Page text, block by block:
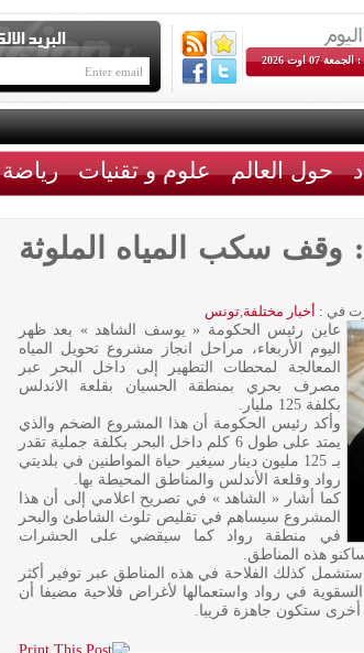
07 اوت 2026
حول العالم علوم و تقنيات رياضة
وقف سكب المياه الملوثة
في : أخبار مختلفة,تونس
عاين رئيس الحكومة « يوسف الشاهد » بعد ظهر
اليوم الأربعاء، مراحل انجاز مشروع تحويل المياه
المعالجة لمحطات التطهير إلى داخل البحر عبر
مصرف بحري بمنطقة الحسيان بقلعة الاندلس
بكلفة 125 مليار.
وأكد رئيس الحكومة أن هذا المشروع الضخم والذي
يمتد على طول 6 كلم داخل البحر بكلفة جملية تقدر
بـ 125 مليون دينار سيغير حياة المواطنين في بلديتي
رواد وقلعة الأندلس والمناطق المحيطة بها.
كما أشار « الشاهد » في تصريح اعلامي إلى أن هذا
المشروع سيساهم في تقليص تلوث الشاطئ والبحر
في منطقة رواد كما سيقضي على الحشرات
هذه المناطق.
كذلك الفلاحة في هذه المناطق عبر توفير أكثر
في رواد واستعمالها لأغراض فلاحية مضيفا أن
ستكون جاهزة قريبا.